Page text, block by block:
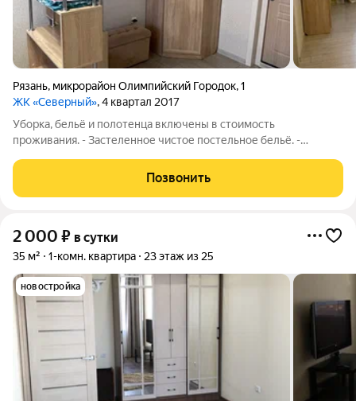
Рязань, микрорайон Олимпийский Городок,1
ЖК «Северный», 4 квартал 2017
Уборка, бельё и полотенца включены в стоимость
проживания. - Застеленное чистое постельное бельё. -
телевизор/кабельное телевидение. - Бесплатный,
высокоскоростной Wi-Fi. - Оборудованная кухня,
Позвонить
2 000 ₽ в сутки
35 м² 1-комн. квартира 23 этаж из 25
новостройка